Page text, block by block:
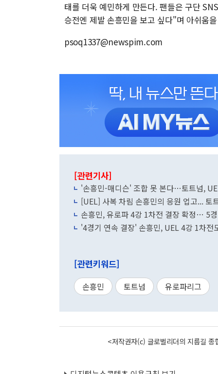
태를 더욱 예민하게 만든다. 팬들은 구단
승전엔 제발 손흥민을 보고 싶다"며 아쉬움
psoq1337@newspim.com
[관련기사]
'손흥민-매디슨' 조합 못 본다…토트넘,
[UEL] 사복 차림 손흥민의 응원 업고... 토
손흥민, 유로파 4강 1차전 결장 확정… 5
'4경기 연속 결장' 손흥민, UEL 4강 1차전
[관련키워드]
손흥민 토트넘 유로파리그
<저작권자(c) 글로벌리더의 지름길